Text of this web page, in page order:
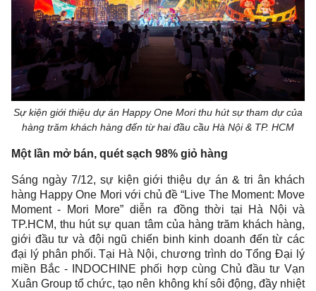
Sự kiện giới thiệu dự án Happy One Mori thu hút sự tham dự của
hàng trăm khách hàng đến từ hai đầu cầu Hà Nội & TP. HCM
Một lần mở bán, quét sạch 98% giỏ hàng
Sáng ngày 7/12, sự kiện giới thiệu dự án & tri ân khách
hàng Happy One Mori với chủ đề “Live The Moment: Move
Moment - Mori More” diễn ra đồng thời tại Hà Nội và
TP.HCM, thu hút sự quan tâm của hàng trăm khách hàng,
giới đầu tư và đội ngũ chiến binh kinh doanh đến từ các
đại lý phân phối. Tại Hà Nội, chương trình do Tổng Đại lý
miền Bắc - INDOCHINE phối hợp cùng Chủ đầu tư Vạn
Xuân Group tổ chức, tạo nên không khí sôi động, đầy nhiệt